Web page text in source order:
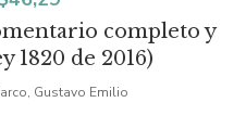
completo y
1820 de 2016)
original
precio
Gustavo Emilio